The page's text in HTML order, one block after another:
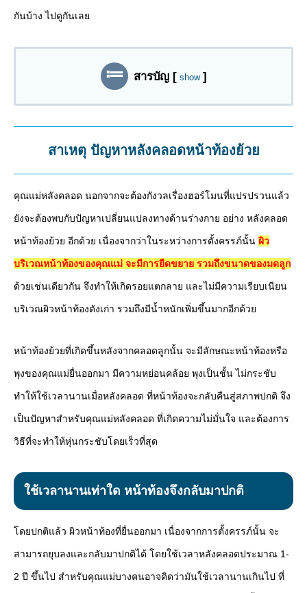
กันบ้าง ไปดูกันเลย
สารบัญ [ show ]
สาเหตุ ปัญหาหลังคลอดหน้าท้องย้วย
คุณแม่หลังคลอด นอกจากจะต้องกังวลเรื่องฮอร์โมนที่แปรปรวนแล้ว
ยังจะต้องพบกับปัญหาเปลี่ยนแปลงทางด้านร่างกาย อย่าง หลังคลอด
หน้าท้องย้วย อีกด้วย เนื่องจากว่าในระหว่างการตั้งครรภ์นั้น ผิว
บริเวณหน้าท้องของคุณแม่ จะมีการยืดขยาย รวมถึงขนาดของมดลูก
ด้วยเช่นเดียวกัน จึงทำให้เกิดรอยแตกลาย และไม่มีความเรียบเนียน
บริเวณผิวหน้าท้องดังเก่า รวมถึงมีน้ำหนักเพิ่มขึ้นมากอีกด้วย
หน้าท้องย้วยที่เกิดขึ้นหลังจากคลอดลูกนั้น จะมีลักษณะหน้าท้องหรือ
พุงของคุณแม่ยื่นออกมา มีความหย่อนคล้อย พุงเป็นชั้น ไม่กระชับ
ทำให้ใช้เวลานานเมื่อหลังคลอด ที่หน้าท้องจะกลับคืนสู่สภาพปกติ จึง
เป็นปัญหาสำหรับคุณแม่หลังคลอด ที่เกิดความไม่มั่นใจ และต้องการ
วิธีที่จะทำให้หุ่นกระชับโดยเร็วที่สุด
ใช้เวลานานเท่าใด หน้าท้องจึงกลับมาปกติ
โดยปกติแล้ว ผิวหน้าท้องที่ยื่นออกมา เนื่องจากการตั้งครรภ์นั้น จะ
สามารถยุบลงและกลับมาปกติได้ โดยใช้เวลาหลังคลอดประมาณ 1-
2 ปี ขึ้นไป สำหรับคุณแม่บางคนอาจคิดว่ามันใช้เวลานานเกินไป ที่